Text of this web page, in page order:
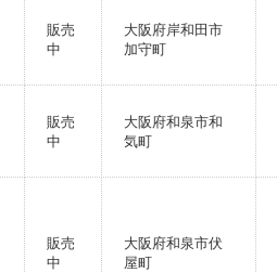
販売
中
大阪府岸和田市
加守町
販売
中
大阪府和泉市和
気町
販売
中
大阪府和泉市伏
屋町